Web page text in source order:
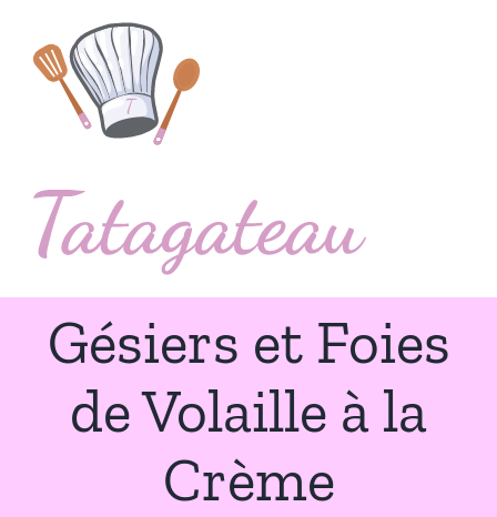
contenu
Gésiers et Foies
de Volaille à la
Crème